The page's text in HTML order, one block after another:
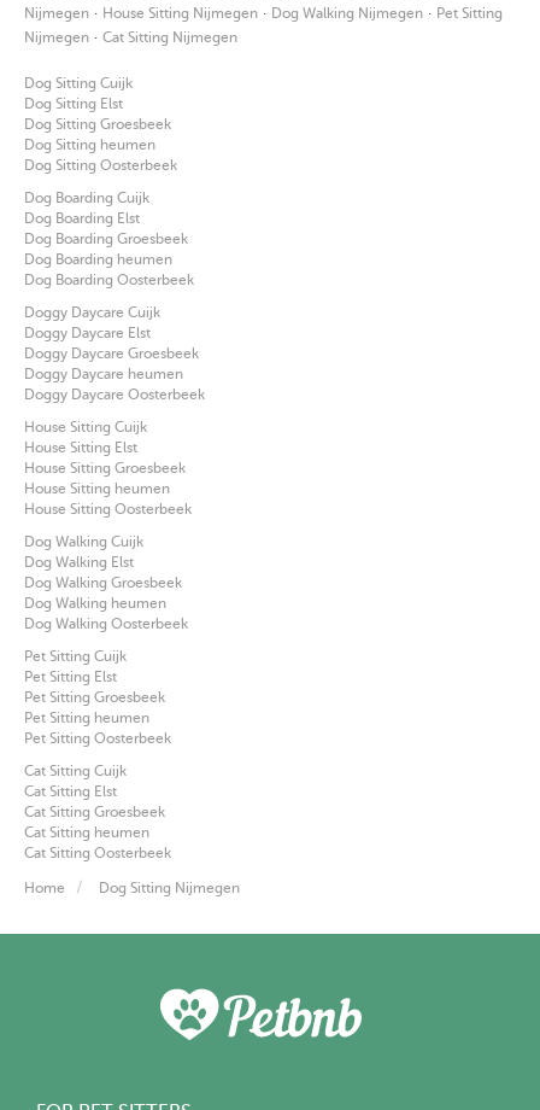
Nijmegen · House Sitting Nijmegen · Dog Walking Nijmegen · Pet Sitting
Nijmegen · Cat Sitting Nijmegen
Dog Sitting Cuijk
Dog Sitting Elst
Dog Sitting Groesbeek
Dog Sitting heumen
Dog Sitting Oosterbeek
Dog Boarding Cuijk
Dog Boarding Elst
Dog Boarding Groesbeek
Dog Boarding heumen
Dog Boarding Oosterbeek
Doggy Daycare Cuijk
Doggy Daycare Elst
Doggy Daycare Groesbeek
Doggy Daycare heumen
Doggy Daycare Oosterbeek
House Sitting Cuijk
House Sitting Elst
House Sitting Groesbeek
House Sitting heumen
House Sitting Oosterbeek
Dog Walking Cuijk
Dog Walking Elst
Dog Walking Groesbeek
Dog Walking heumen
Dog Walking Oosterbeek
Pet Sitting Cuijk
Pet Sitting Elst
Pet Sitting Groesbeek
Pet Sitting heumen
Pet Sitting Oosterbeek
Cat Sitting Cuijk
Cat Sitting Elst
Cat Sitting Groesbeek
Cat Sitting heumen
Cat Sitting Oosterbeek
Home Dog Sitting Nijmegen